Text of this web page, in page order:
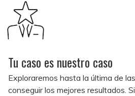
Tu caso es nuestro caso
Exploraremos hasta la última de
conseguir los mejores resultados.